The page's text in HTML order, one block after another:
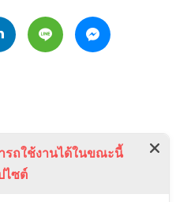
รถใช้งานได้ในขณะนี้
ไซต์